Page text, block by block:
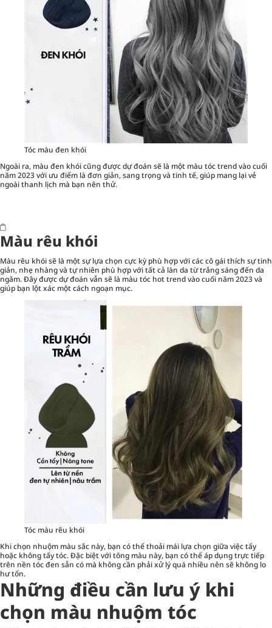
Tóc màu đen khói
Ngoài ra, màu đen khói cũng được dự đoán sẽ là một màu tóc trend vào cuối
năm 2023 với ưu điểm là đơn giản, sang trọng và tinh tế, giúp mang lại vẻ
ngoài thanh lịch mà bạn nên thử.
Màu rêu khói
Màu rêu khói sẽ là một sự lựa chọn cực kỳ phù hợp với các cô gái thích sự tinh
giản, nhẹ nhàng và tự nhiên phù hợp với tất cả làn da từ trắng sáng đến da
ngăm. Đây được dự đoán vẫn sẽ là màu tóc hot trend vào cuối năm 2023 và
giúp bạn lột xác một cách ngoạn mục.
Tóc màu rêu khói
Khi chọn nhuộm màu sắc này, bạn có thể thoải mái lựa chọn giữa việc tẩy
hoặc không tẩy tóc. Đặc biệt với tông màu này, bạn có thể áp dụng trực tiếp
trên nền tóc đen sẵn có mà không cần phải xử lý quá nhiều nên sẽ không lo
hư tổn.
Những điều cần lưu ý khi
chọn màu nhuộm tóc